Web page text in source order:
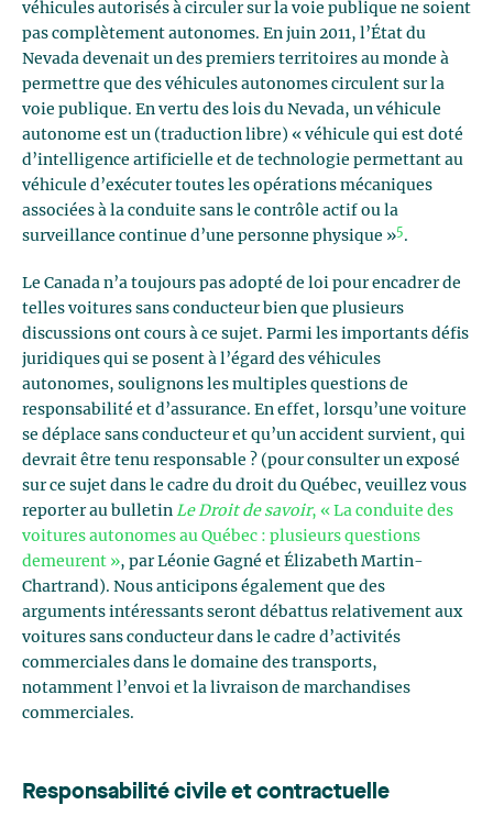
véhicules autorisés à circuler sur la voie publique ne soient
pas complètement autonomes. En juin 2011, l’État du
Nevada devenait un des premiers territoires au monde à
permettre que des véhicules autonomes circulent sur la
voie publique. En vertu des lois du Nevada, un véhicule
autonome est un (traduction libre) « véhicule qui est doté
d’intelligence artificielle et de technologie permettant au
véhicule d’exécuter toutes les opérations mécaniques
associées à la conduite sans le contrôle actif ou la
surveillance continue d’une personne physique »5 .
Le Canada n’a toujours pas adopté de loi pour encadrer de
telles voitures sans conducteur bien que plusieurs
discussions ont cours à ce sujet. Parmi les importants défis
juridiques qui se posent à l’égard des véhicules
autonomes, soulignons les multiples questions de
responsabilité et d’assurance. En effet, lorsqu’une voiture
se déplace sans conducteur et qu’un accident survient, qui
devrait être tenu responsable ? (pour consulter un exposé
sur ce sujet dans le cadre du droit du Québec, veuillez vous
reporter au bulletin Le Droit de savoir, « La conduite des
voitures autonomes au Québec : plusieurs questions
demeurent », par Léonie Gagné et Élizabeth Martin-
Chartrand). Nous anticipons également que des
arguments intéressants seront débattus relativement aux
voitures sans conducteur dans le cadre d’activités
commerciales dans le domaine des transports,
notamment l’envoi et la livraison de marchandises
commerciales.
Responsabilité civile et contractuelle